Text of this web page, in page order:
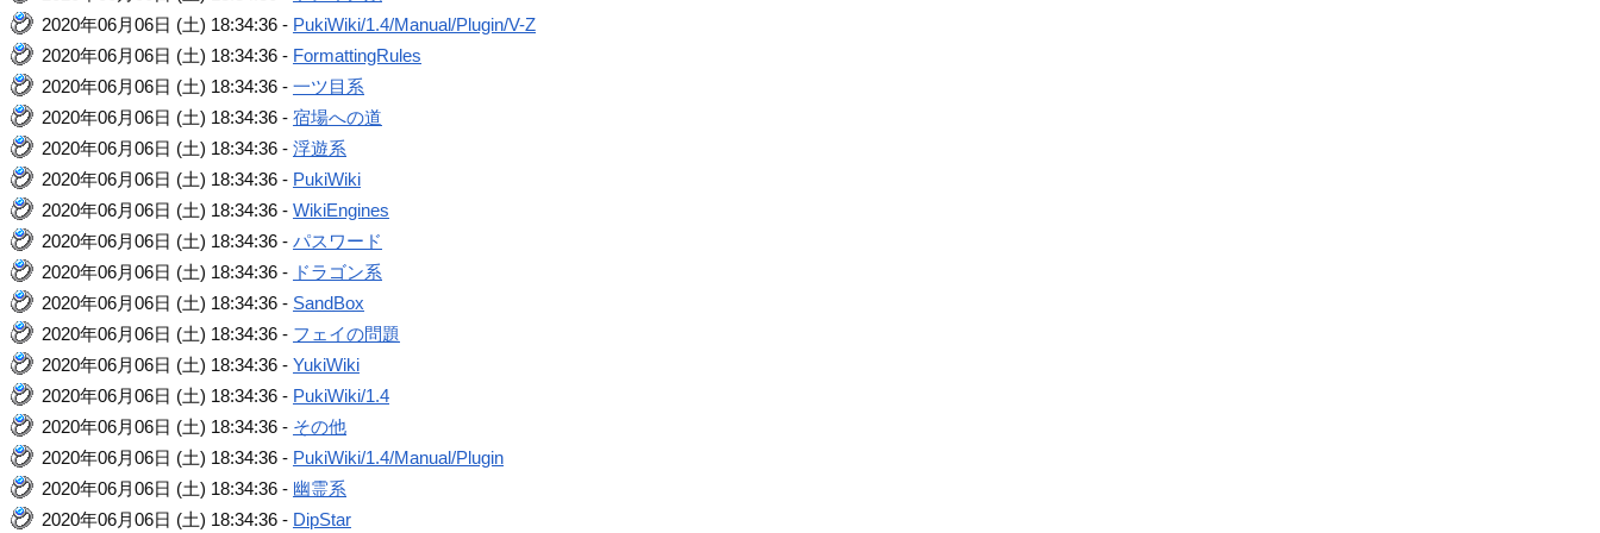
2020年06月06日 (土) 18:34:36 - PukiWiki/1.4/Manual/Plugin/V-Z
2020年06月06日 (土) 18:34:36 - FormattingRules
2020年06月06日 (土) 18:34:36 -一ツ目系
2020年06月06日 (土) 18:34:36 -宿場への道
2020年06月06日 (土) 18:34:36 -浮遊系
2020年06月06日 (土) 18:34:36 - PukiWiki
2020年06月06日 (土) 18:34:36 -WikiEngines
2020年06月06日 (土) 18:34:36 -パスワード
2020年06月06日 (土) 18:34:36 - ドラゴン系
2020年06月06日 (土) 18:34:36 - SandBox
2020年06月06日 (土) 18:34:36 - フェイの問題
2020年06月06日 (土) 18:34:36 -YukiWiki
2020年06月06日 (土) 18:34:36 - PukiWiki/1.4
2020年06月06日 (土) 18:34:36 - その他
2020年06月06日 (土) 18:34:36 - PukiWiki/1.4/Manual/Plugin
2020年06月06日 (土) 18:34:36 - 幽霊系
2020年06月06日 (土) 18:34:36 - DipStar